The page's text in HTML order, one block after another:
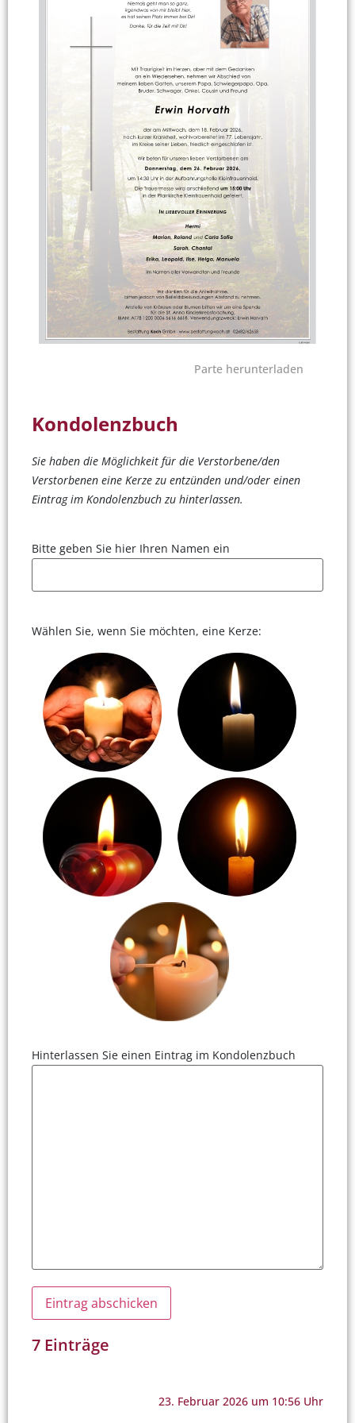
Parte herunterladen
Kondolenzbuch
Sie haben die Möglichkeit für die Verstorbene/den
Verstorbenen eine Kerze zu entzünden und/oder einen
Eintrag im Kondolenzbuch zu hinterlassen.
Bitte geben Sie hier Ihren Namen ein
Wählen Sie, wenn Sie möchten, eine Kerze:
Hinterlassen Sie einen Eintrag im Kondolenzbuch
7 Einträge
23. Februar 2026 um 10:56 Uhr